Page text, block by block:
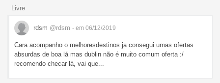
Livre
rdsm @rdsm - em 06/12/2019
Cara acompanho o melhoresdestinos ja consegui umas ofertas
absurdas de boa lá mas dublin não é muito comum oferta :/
recomendo checar lá, vai que...